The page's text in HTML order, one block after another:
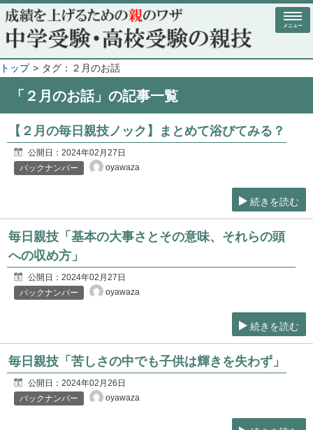
メニュー
トップ タグ：２月のお話
「２月のお話」の記事一覧
【２月の毎日親技ノック】まとめて浴びてみる？
公開日： 2024年02月27日
バックナンバー
oyawaza
続きを読む
毎日親技「基本の大事さとその意味、それらの頭
への収め方」
公開日： 2024年02月27日
バックナンバー
oyawaza
続きを読む
毎日親技「苦しさの中でも子供は輝きを失わず」
公開日： 2024年02月26日
バックナンバー
oyawaza